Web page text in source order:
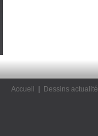
Accueil Dessins actualité